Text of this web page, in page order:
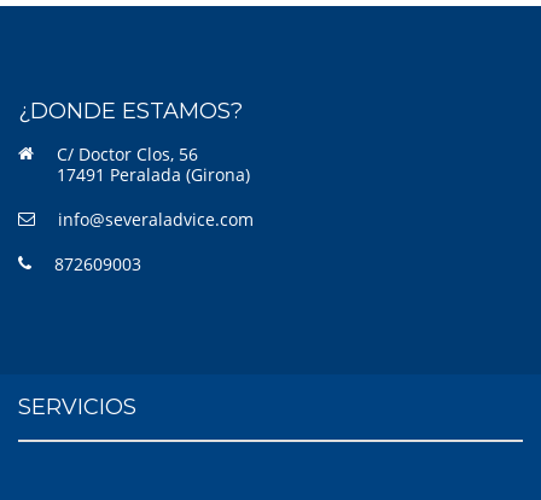
¿DONDE ESTAMOS?
C/ Doctor Clos, 56
17491 Peralada (Girona)
info@severaladvice.com
872609003
SERVICIOS